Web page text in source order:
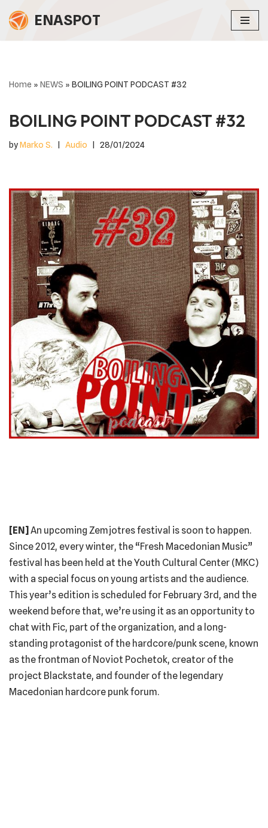
Skip
ENASPOT
Home » NEWS » BOILING POINT PODCAST #32
BOILING POINT PODCAST #32
byMarko S. Audio 28/01/2024
[EN] An upcoming Zemjotres festival is soon to happen.
Since 2012, every winter, the “Fresh Macedonian Music”
festival has been held at the Youth Cultural Center (MKC)
with a special focus on young artists and the audience.
This year’s edition is scheduled for February 3rd, and the
weekend before that, we’re using it as an opportunity to
chat with Fic, part of the organization, and a long-
standing protagonist of the hardcore/punk scene, known
as the frontman of Noviot Pochetok, creator of the
project Blackstate, and founder of the legendary
Macedonian hardcore punk forum.